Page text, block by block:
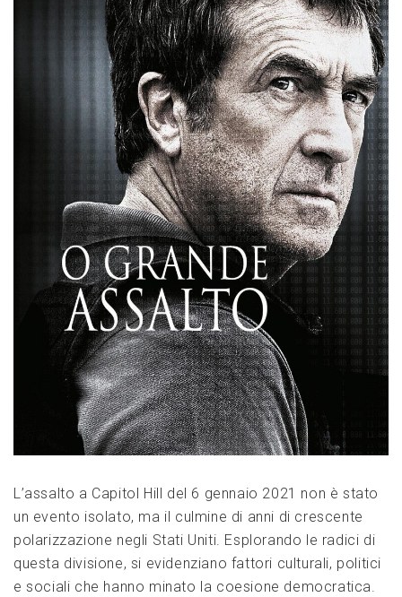
L’assalto a Capitol Hill del 6 gennaio 2021 non è stato
un evento isolato, ma il culmine di anni di crescente
polarizzazione negli Stati Uniti. Esplorando le radici di
questa divisione, si evidenziano fattori culturali, politici
e sociali che hanno minato la coesione democratica.